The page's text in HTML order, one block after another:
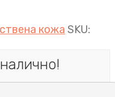
кожа SKU: